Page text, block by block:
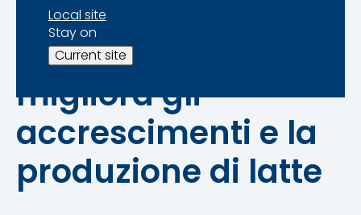
Local site
Stay on
Current site
prima dello
svezzamento
migliora gli
accrescimenti e la
produzione di latte